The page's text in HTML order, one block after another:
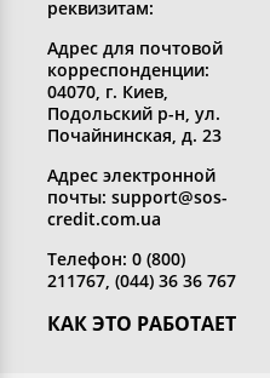
КАК ЭТО РАБОТАЕТ
реквизитам:
Адрес для почтовой
корреспонденции:
04070, г. Киев,
Подольский р-н, ул.
Почайнинская, д. 23
Адрес электронной
почты: support@sos-
credit.com.ua
Телефон: 0 (800)
211767, (044) 36 36 767